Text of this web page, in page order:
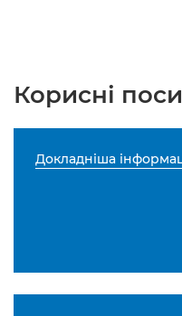
Корисні
Докладніша